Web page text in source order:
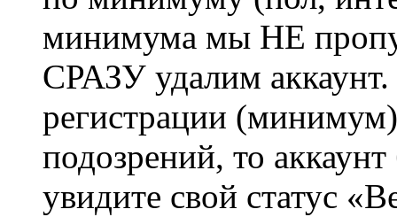
минимума мы НЕ
СРАЗУ удалим
регистрации
подозрений, то
увидите свой статус